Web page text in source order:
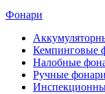
Фонари
Кемпинговые
Налобные
Ручные фонари